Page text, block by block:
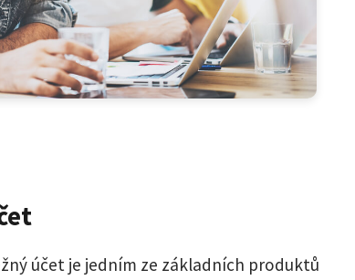
účet je jedním ze základních produktů